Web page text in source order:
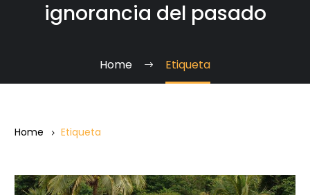
ignorancia del pasado
Home Etiqueta
Home Etiqueta
Pasado